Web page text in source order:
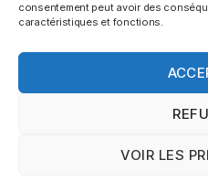
consentement peut avoir des
caractéristiques et fonctions.
VOIR LES
GTA,Hébergeur,Illimité,
Nosyris.net,SA:MP,